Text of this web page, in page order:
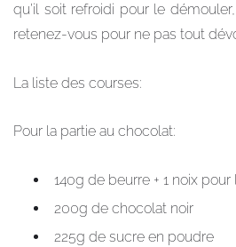
qu’il soit refroidi pour le
retenez-vous pour ne pas tout
La liste des courses:
Pour la partie au chocolat:
140g de beurre + 1 noix
200g de chocolat noir
225g de sucre en poudre